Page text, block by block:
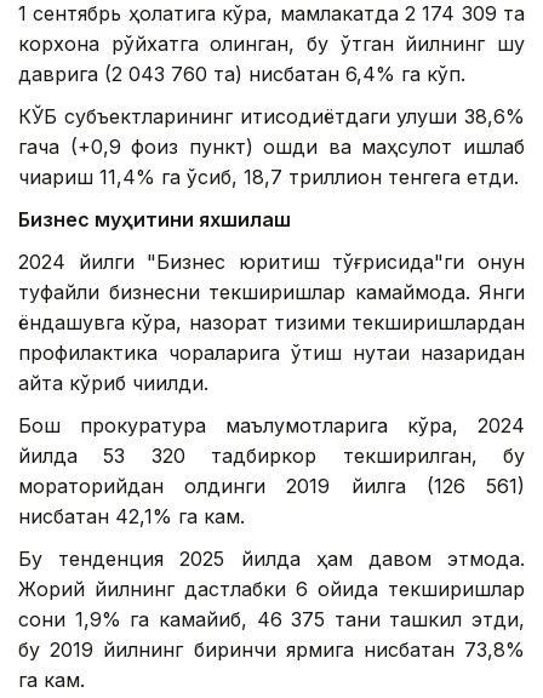
1 сентябрь ҳолатига кўра, мамлакатда 2 174 309 та
корхона рўйхатга олинган, бу ўтган йилнинг шу
даврига (2 043 760 та) нисбатан 6,4% га кўп.
КЎБ субъектларининг иқтисодиётдаги улуши 38,6%
гача (+0,9 фоиз пункт) ошди ва маҳсулот ишлаб
чиқариш 11,4% га ўсиб, 18,7 триллион тенгега етди.
Бизнес муҳитини яхшилаш
2024 йилги "Бизнес юритиш тўғрисида"ги қонун
туфайли бизнесни текширишлар камаймоқда. Янги
ёндашувга кўра, назорат тизими текширишлардан
профилактика чораларига ўтиш нуқтаи назаридан
қайта кўриб чиқилди.
Бош прокуратура маълумотларига кўра, 2024
йилда 53 320 тадбиркор текширилган, бу
мораторийдан олдинги 2019 йилга (126 561)
нисбатан 42,1% га кам.
Бу тенденция 2025 йилда ҳам давом этмоқда.
Жорий йилнинг дастлабки 6 ойида текширишлар
сони 1,9% га камайиб, 46 375 тани ташкил этди,
бу 2019 йилнинг биринчи ярмига нисбатан 73,8%
га кам.